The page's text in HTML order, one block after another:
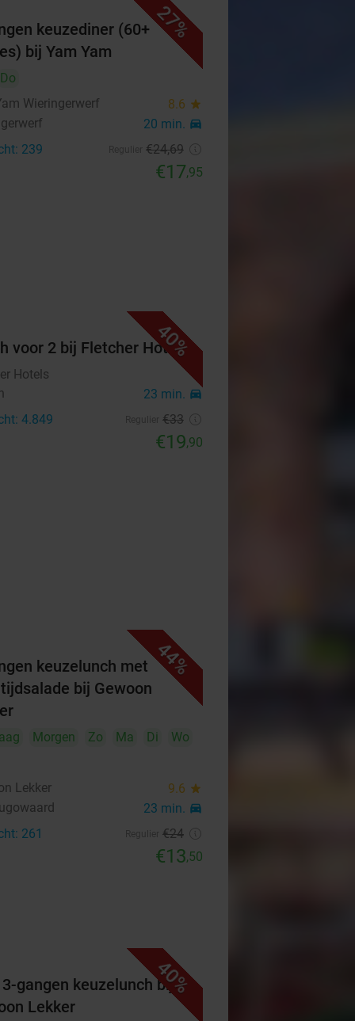
27%
keuzediner (60+
bij Yam Yam
Do
Wieringerwerf
8.6 star
20 min. directions_car
239 €24,69
€17,95
40%
voor 2 bij Fletcher Hotels
Hotels
23 min. directions_car
4.849 €33
€19,90
44%
keuzelunch met
bij Gewoon
Morgen Zo Ma Di
Wo
Lekker
9.6 star
23 min. directions_car
261 €24
€13,50
40%
gangen keuzelunch bij
Lekker